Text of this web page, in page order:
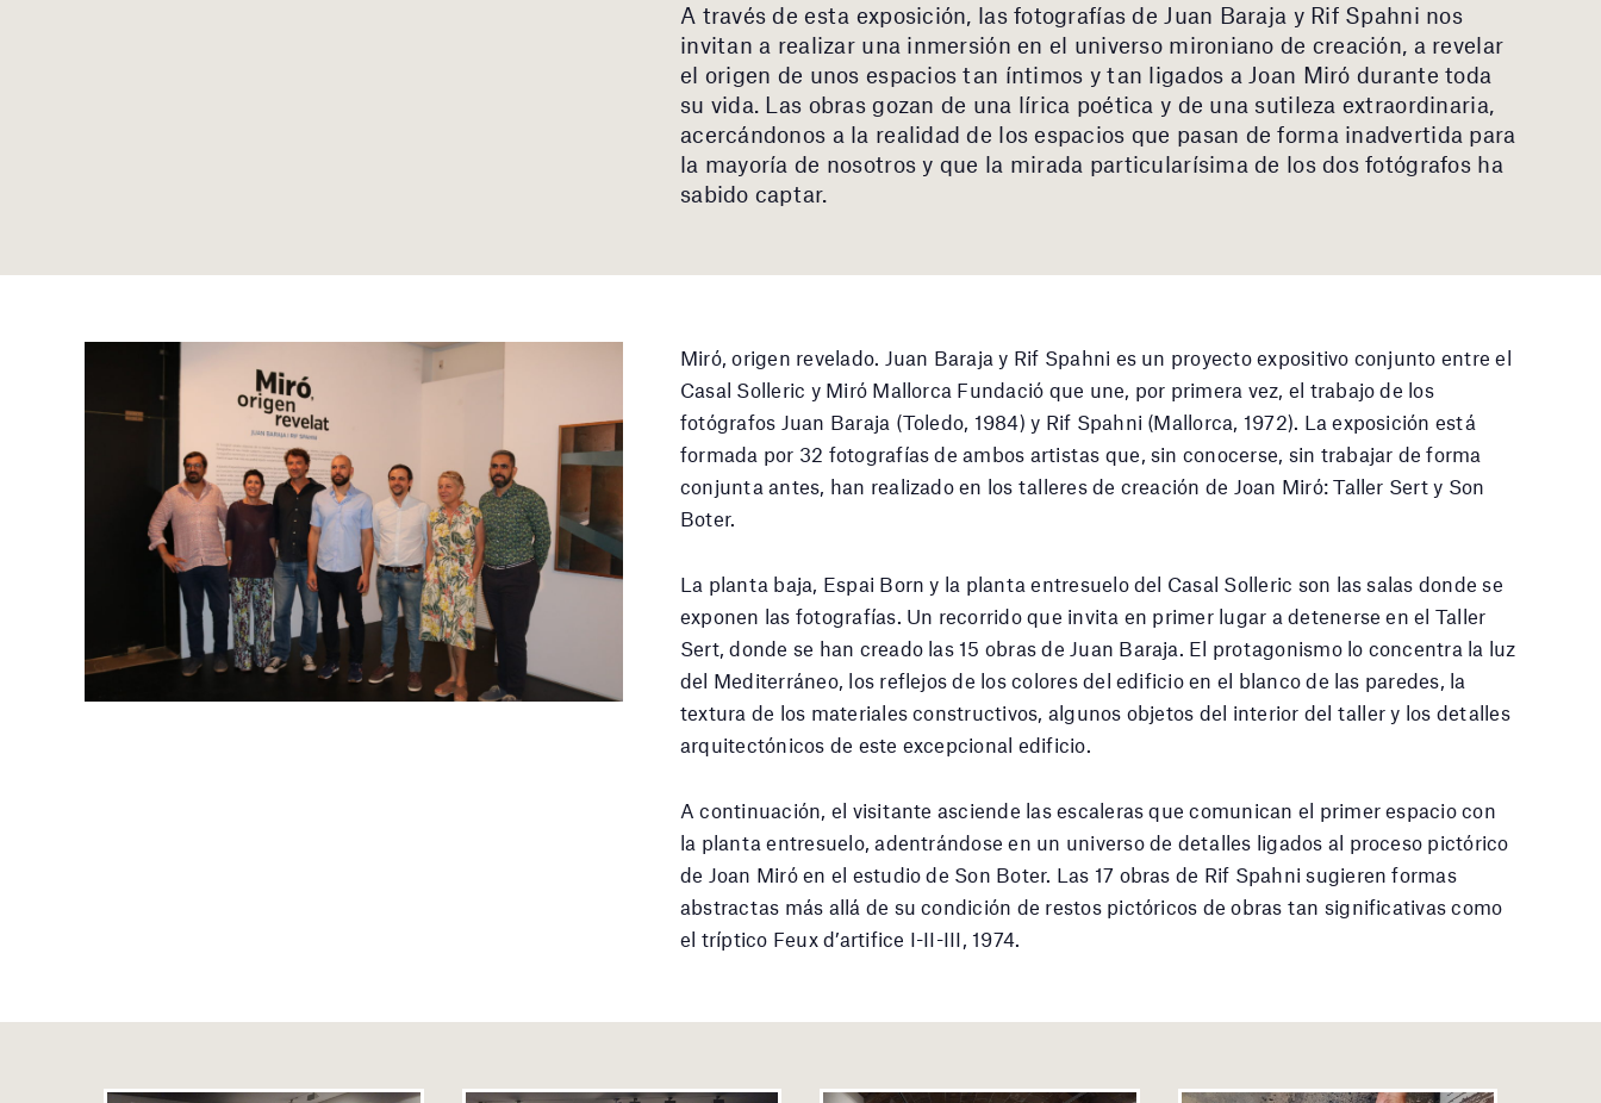
A través de esta exposición, las fotografías de Juan Baraja y Rif Spahni nos
invitan a realizar una inmersión en el universo mironiano de creación, a revelar
el origen de unos espacios tan íntimos y tan ligados a Joan Miró durante toda
su vida. Las obras gozan de una lírica poética y de una sutileza extraordinaria,
acercándonos a la realidad de los espacios que pasan de forma inadvertida para
la mayoría de nosotros y que la mirada particularísima de los dos fotógrafos ha
sabido captar.
Miró, origen revelado. Juan Baraja y Rif Spahni es un proyecto expositivo conjunto entre el
Casal Solleric y Miró Mallorca Fundació que une, por primera vez, el trabajo de los
fotógrafos Juan Baraja (Toledo, 1984) y Rif Spahni (Mallorca, 1972). La exposición está
formada por 32 fotografías de ambos artistas que, sin conocerse, sin trabajar de forma
conjunta antes, han realizado en los talleres de creación de Joan Miró: Taller Sert y Son
Boter.
La planta baja, Espai Born y la planta entresuelo del Casal Solleric son las salas donde se
exponen las fotografías. Un recorrido que invita en primer lugar a detenerse en el Taller
Sert, donde se han creado las 15 obras de Juan Baraja. El protagonismo lo concentra la luz
del Mediterráneo, los reflejos de los colores del edificio en el blanco de las paredes, la
textura de los materiales constructivos, algunos objetos del interior del taller y los detalles
arquitectónicos de este excepcional edificio.
A continuación, el visitante asciende las escaleras que comunican el primer espacio con
la planta entresuelo, adentrándose en un universo de detalles ligados al proceso pictórico
de Joan Miró en el estudio de Son Boter. Las 17 obras de Rif Spahni sugieren formas
abstractas más allá de su condición de restos pictóricos de obras tan significativas como
el tríptico Feux d’artifice I-II-III, 1974.